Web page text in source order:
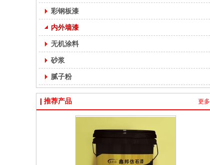
彩钢板漆
内外墙漆
无机涂料
砂浆
腻子粉
推荐产品 更多